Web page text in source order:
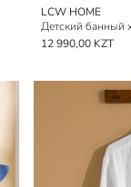
LCW HOME
12 990,00 KZT